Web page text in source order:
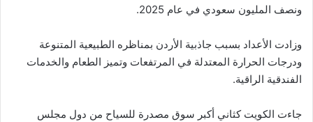
ونصف المليون سعودي في عام 2025.
وزادت الأعداد بسبب جاذبية الأردن بمناظره الطبيعية المتنوعة
ودرجات الحرارة المعتدلة في المرتفعات وتميز الطعام والخدمات
الفندقية الراقية.
جاءت الكويت كثاني أكبر سوق مصدرة للسياح من دول مجلس